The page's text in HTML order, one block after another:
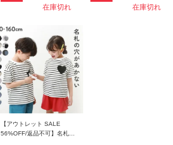
在庫切れ 在庫切れ
【アウトレット SALE
56%OFF/返品不可】名札穴